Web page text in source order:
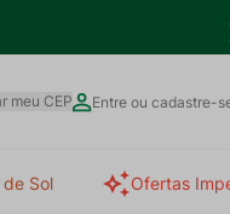
meu CEP Entre ou cadastre-
de Sol Ofertas